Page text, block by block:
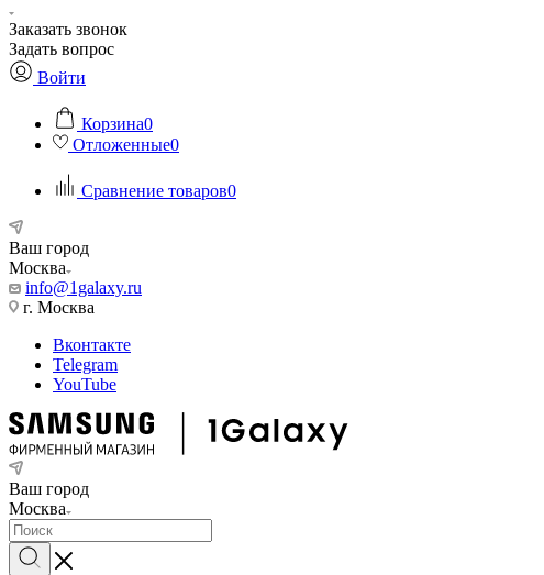
Заказать звонок
Задать вопрос
Войти
Корзина0
Отложенные0
Сравнение товаров0
Ваш город
Москва
info@1galaxy.ru
г. Москва
Вконтакте
Telegram
YouTube
Ваш город
Москва